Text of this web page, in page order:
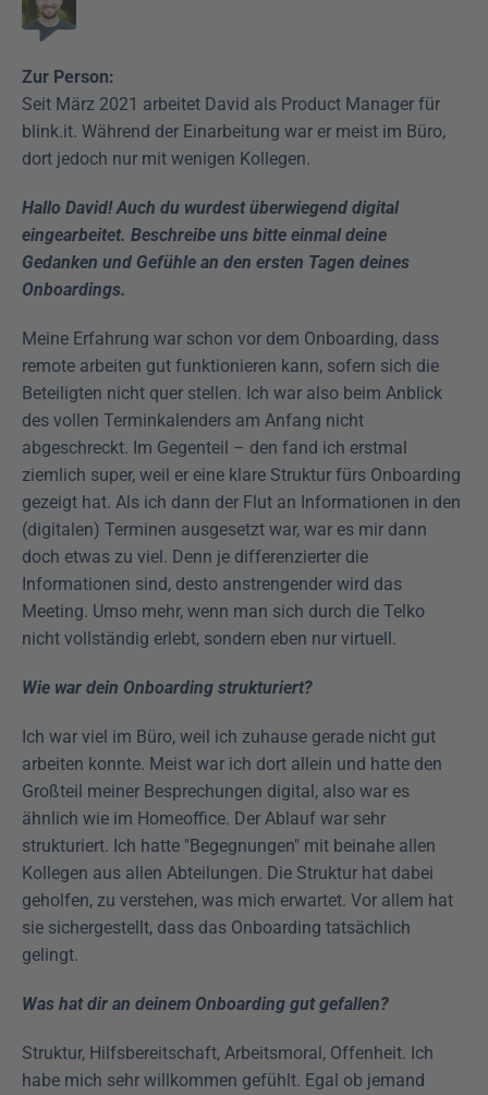
Zur Person:
Seit März 2021 arbeitet David als Product Manager für
blink.it. Während der Einarbeitung war er meist im Büro,
dort jedoch nur mit wenigen Kollegen.
Hallo David! Auch du wurdest überwiegend digital
eingearbeitet. Beschreibe uns bitte einmal deine
Gedanken und Gefühle an den ersten Tagen deines
Onboardings.
Meine Erfahrung war schon vor dem Onboarding, dass
remote arbeiten gut funktionieren kann, sofern sich die
Beteiligten nicht quer stellen. Ich war also beim Anblick
des vollen Terminkalenders am Anfang nicht
abgeschreckt. Im Gegenteil – den fand ich erstmal
ziemlich super, weil er eine klare Struktur fürs Onboarding
gezeigt hat. Als ich dann der Flut an Informationen in den
(digitalen) Terminen ausgesetzt war, war es mir dann
doch etwas zu viel. Denn je differenzierter die
Informationen sind, desto anstrengender wird das
Meeting. Umso mehr, wenn man sich durch die Telko
nicht vollständig erlebt, sondern eben nur virtuell.
Wie war dein Onboarding strukturiert?
Ich war viel im Büro, weil ich zuhause gerade nicht gut
arbeiten konnte. Meist war ich dort allein und hatte den
Großteil meiner Besprechungen digital, also war es
ähnlich wie im Homeoffice. Der Ablauf war sehr
strukturiert. Ich hatte "Begegnungen" mit beinahe allen
Kollegen aus allen Abteilungen. Die Struktur hat dabei
geholfen, zu verstehen, was mich erwartet. Vor allem hat
sie sichergestellt, dass das Onboarding tatsächlich
gelingt.
Was hat dir an deinem Onboarding gut gefallen?
Struktur, Hilfsbereitschaft, Arbeitsmoral, Offenheit. Ich
habe mich sehr willkommen gefühlt. Egal ob jemand